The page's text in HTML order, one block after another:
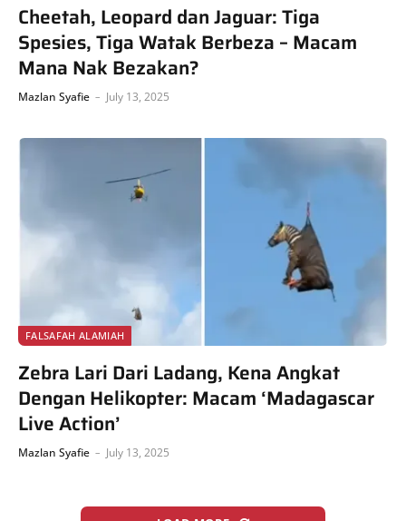
Cheetah, Leopard dan Jaguar: Tiga
Spesies, Tiga Watak Berbeza – Macam
Mana Nak Bezakan?
Mazlan Syafie July 13, 2025
FALSAFAH ALAMIAH
Zebra Lari Dari Ladang, Kena Angkat
Dengan Helikopter: Macam ‘Madagascar
Live Action’
Mazlan Syafie July 13, 2025